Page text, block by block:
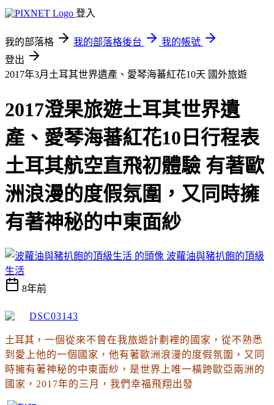
登入
我的部落格 我的部落格後台
我的帳號
登出
2017年3月土耳其世界遺產、愛琴海蕃紅花10天 國外旅遊
2017澄果旅遊土耳其世界遺
產、愛琴海蕃紅花10日行程表
土耳其航空直飛初體驗 有著歐
洲浪漫的度假氛圍，又同時擁
有著神秘的中東面紗
波蘿油與豬扒飽的頂級
生活
8年前
土耳其 ，一個從來不曾在我旅遊計劃裡的國家 ，從不熟悉
到愛上他的一個國家 ，他有著歐洲浪漫的度假氛圍 ，又同
時擁有著神秘的中東面紗 ，是世界上唯一橫跨歐亞兩洲的
國家 ， 2017年的三月 ，我們幸福飛翔出發